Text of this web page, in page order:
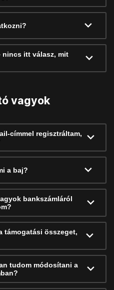
nincs itt válasz, mit
vagyok
címmel regisztráltam,
a baj?
bankszámláról
támogatási összeget,
tudom módosítani a